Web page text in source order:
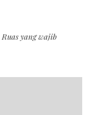
Ruas yang wajib